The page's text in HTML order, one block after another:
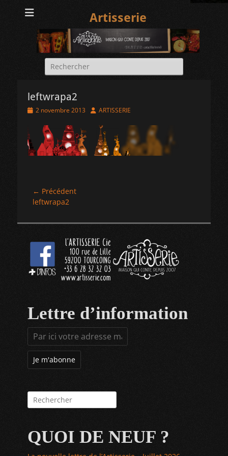
Artisserie
Rechercher :
leftwrapa2
Posted
2 novembre 2013 Author
ARTISSERIE
Navigation
de
← Précédent
Article
leftwrapa2
Lettre d’information
Rechercher :
QUOI DE NEUF ?